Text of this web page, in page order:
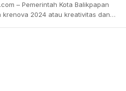
– Pemerintah Kota Balikpapan
2024 atau kreativitas dan